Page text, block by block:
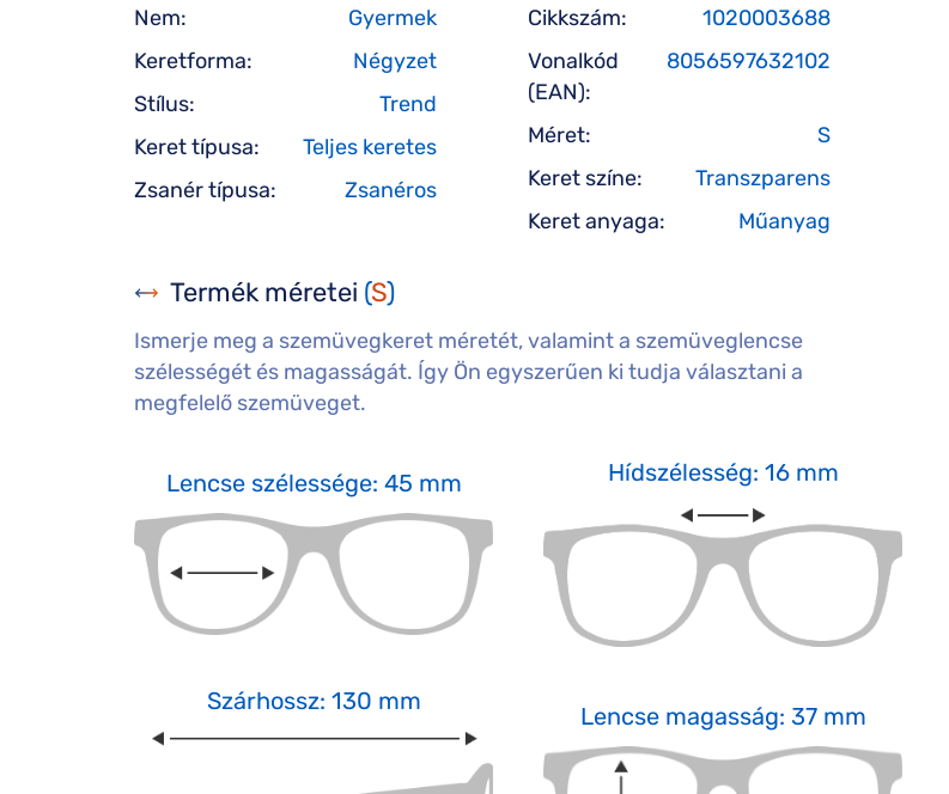
Nem:
Gyermek
Keretforma:
Négyzet
Stílus:
Trend
Keret típusa:
Teljes keretes
Zsanér típusa:
Zsanéros
Cikkszám:
1020003688
Vonalkód
(EAN):
8056597632102
Méret:
S
Keret színe:
Transzparens
Keret anyaga:
Műanyag
Termék méretei (S)
Ismerje meg a szemüvegkeret méretét, valamint a szemüveglencse
szélességét és magasságát. Így Ön egyszerűen ki tudja választani a
megfelelő szemüveget.
Lencse szélessége: 45 mm Hídszélesség: 16 mm
Szárhossz: 130 mm
Lencse magasság: 37 mm